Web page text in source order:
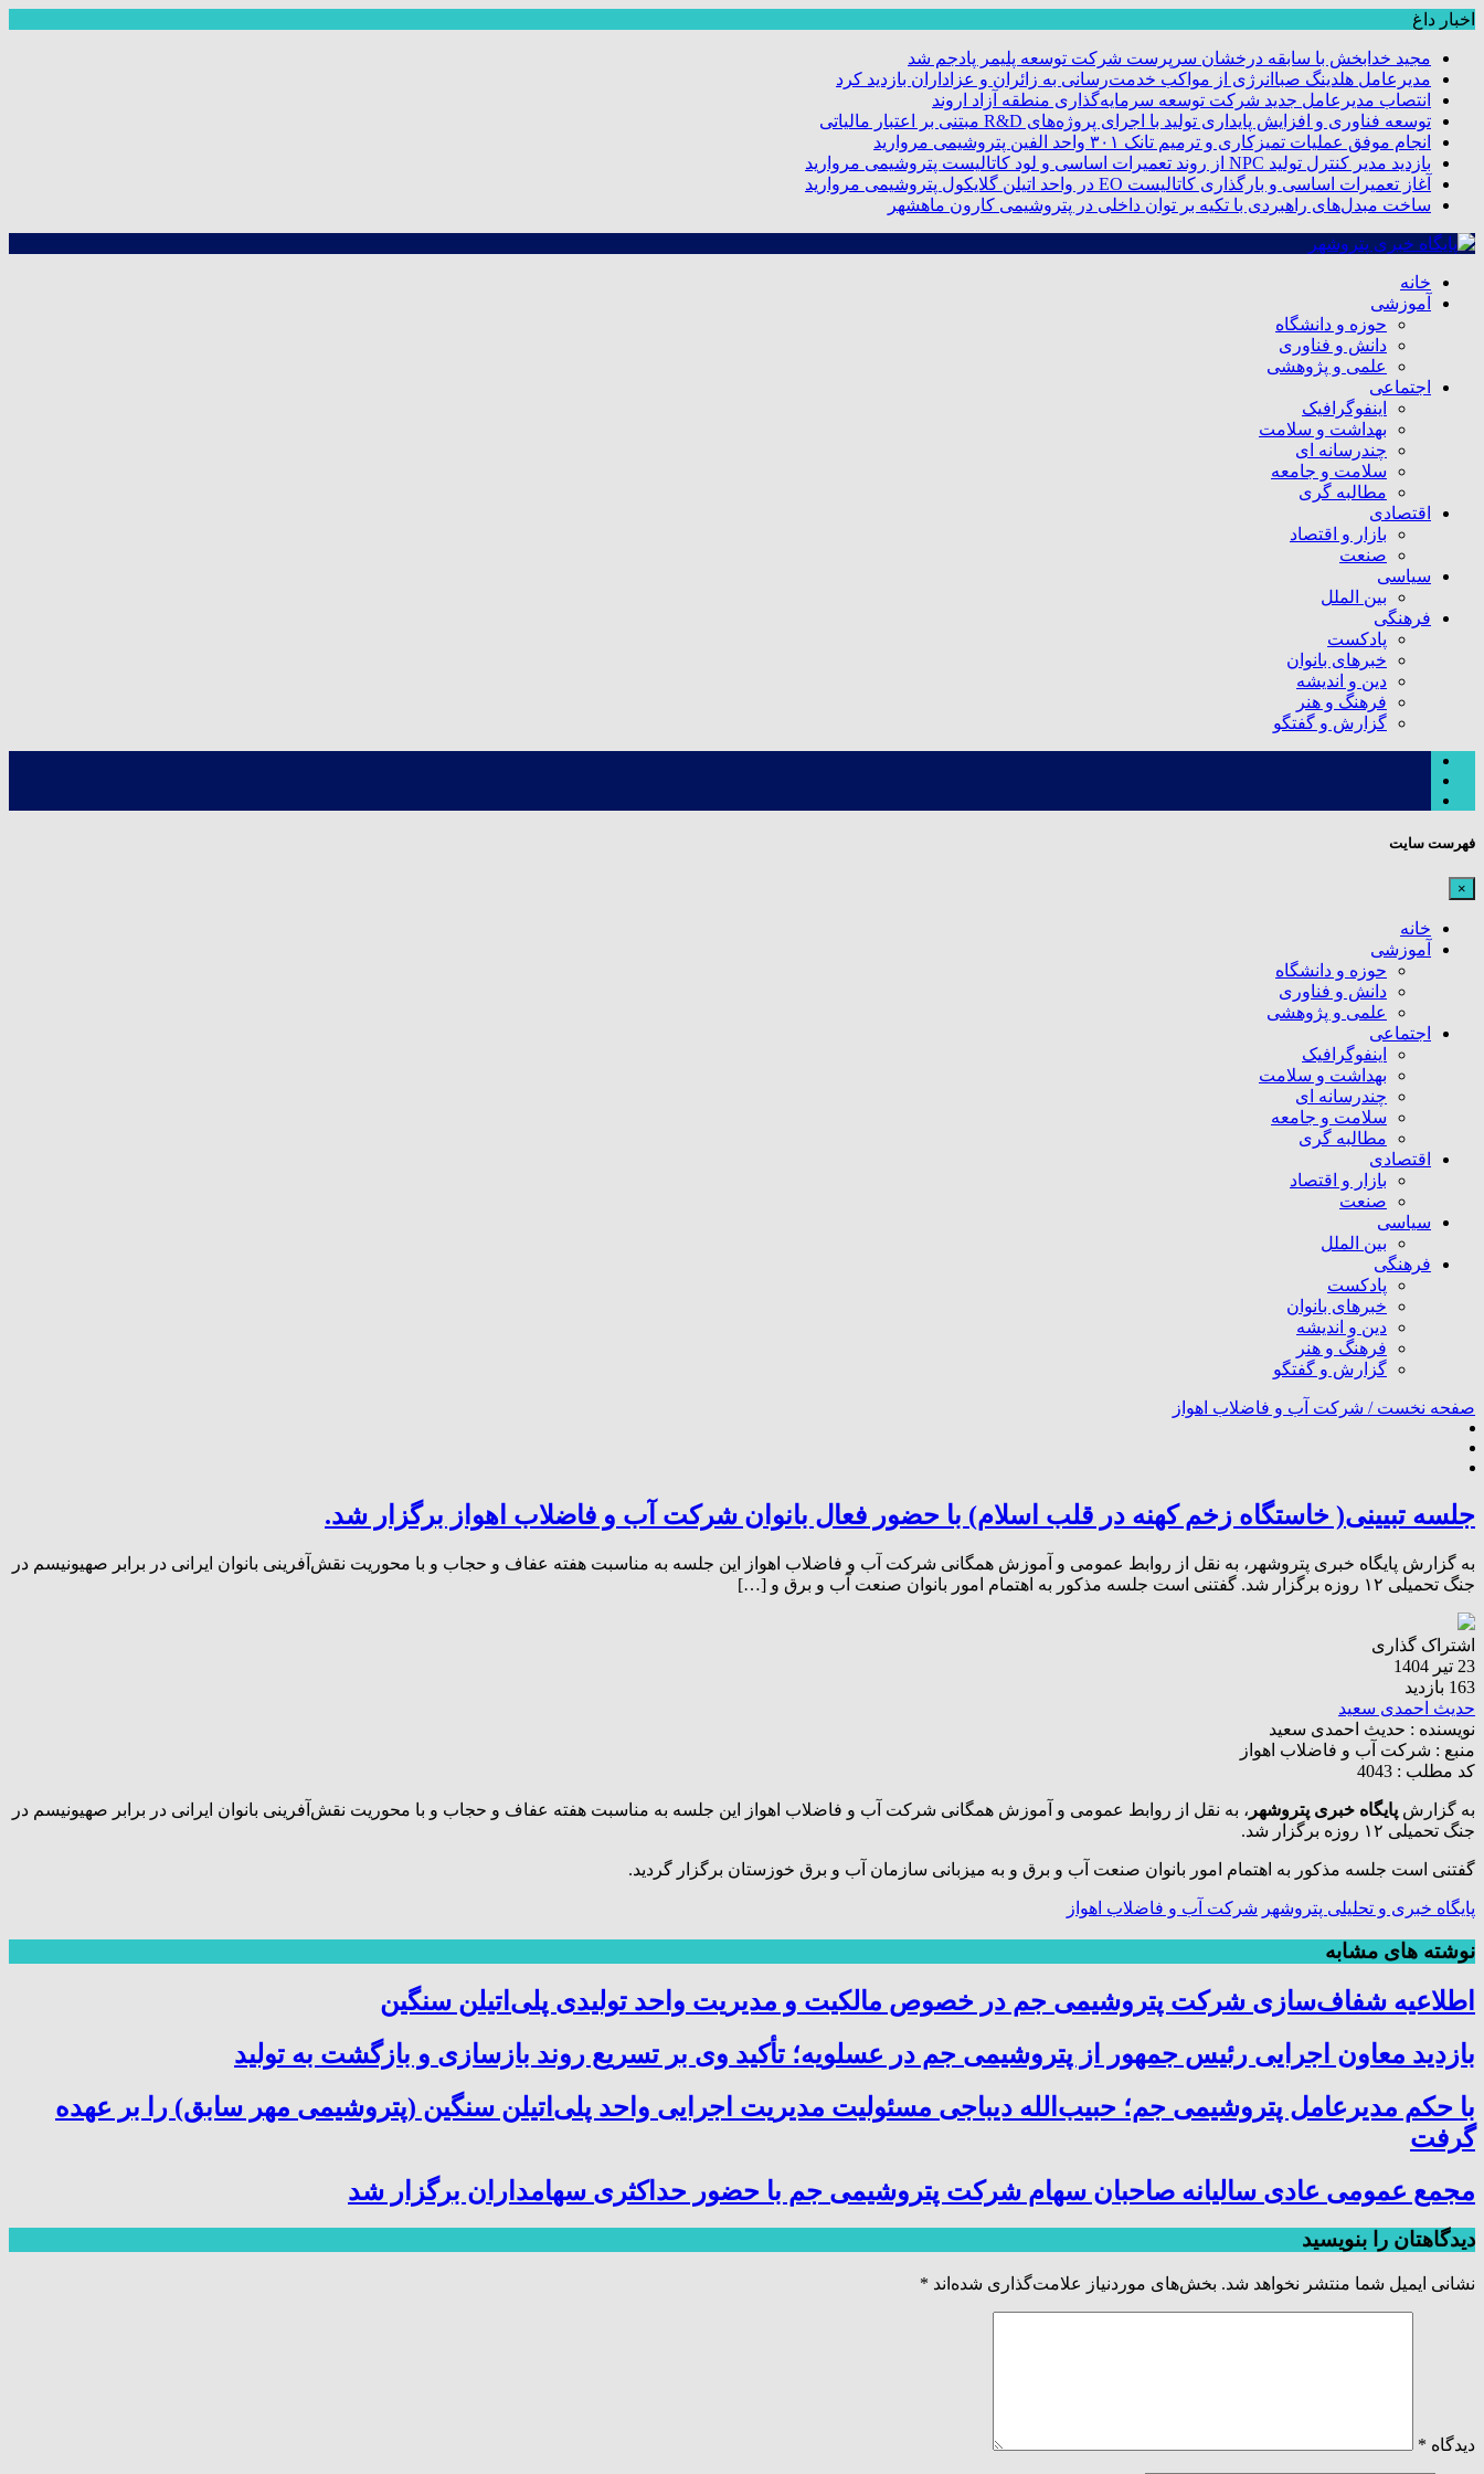
اخبار داغ
مجید خدابخش با سابقه درخشان سرپرست شرکت توسعه پلیمر پادجم شد
مدیرعامل هلدینگ صباانرژی از مواکب خدمت‌رسانی به زائران و عزاداران بازدید کرد
انتصاب مدیرعامل جدید شرکت توسعه سرمایه‌گذاری منطقه آزاد اروند
توسعه فناوری و افزایش پایداری تولید با اجرای پروژه‌های R&D مبتنی بر اعتبار مالیاتی
انجام موفق عملیات تمیزکاری و ترمیم تانک ۳۰۱ واحد الفین پتروشیمی مروارید
بازدید مدیر کنترل تولید NPC از روند تعمیرات اساسی و لود کاتالیست پتروشیمی مروارید
آغاز تعمیرات اساسی و بارگذاری کاتالیست EO در واحد اتیلن گلایکول پتروشیمی مروارید
ساخت مبدل‌های راهبردی با تکیه بر توان داخلی در پتروشیمی کارون ماهشهر
خانه
آموزشی
حوزه و دانشگاه
دانش و فناوری
علمی و پژوهشی
اجتماعی
اینفوگرافیک
بهداشت و سلامت
چندرسانه ای
سلامت و جامعه
مطالبه گری
اقتصادی
بازار و اقتصاد
صنعت
سیاسی
بین الملل
فرهنگی
پادکست
خبرهای بانوان
دین و اندیشه
فرهنگ و هنر
گزارش و گفتگو
فهرست سایت
×
خانه
آموزشی
حوزه و دانشگاه
دانش و فناوری
علمی و پژوهشی
اجتماعی
اینفوگرافیک
بهداشت و سلامت
چندرسانه ای
سلامت و جامعه
مطالبه گری
اقتصادی
بازار و اقتصاد
صنعت
سیاسی
بین الملل
فرهنگی
پادکست
خبرهای بانوان
دین و اندیشه
فرهنگ و هنر
گزارش و گفتگو
صفحه نخست / شرکت آب و فاضلاب اهواز
جلسه تبیینی( خاستگاه زخم کهنه در قلب اسلام) با حضور فعال بانوان شرکت آب و‌ فاضلاب اهواز برگزار شد.
به گزارش پایگاه خبری پتروشهر، به نقل از روابط عمومی و آموزش همگانی شرکت آب و فاضلاب اهواز این جلسه به مناسبت هفته عفاف و حجاب و با محوریت نقش‌آفرینی بانوان ایرانی در برابر صهیونیسم در
جنگ تحمیلی ۱۲ روزه برگزار شد. گفتنی است جلسه مذکور به اهتمام امور بانوان صنعت آب و برق و […]
اشتراک گذاری
23 تیر 1404
163 بازدید
حدیث احمدی سعید
نویسنده : حدیث احمدی سعید
منبع : شرکت آب و فاضلاب اهواز
کد مطلب : 4043
به گزارش پایگاه خبری پتروشهر ، به نقل از روابط عمومی و آموزش همگانی شرکت آب و فاضلاب اهواز این جلسه به مناسبت هفته عفاف و حجاب و با محوریت نقش‌آفرینی بانوان ایرانی در برابر صهیونیسم در
جنگ تحمیلی ۱۲ روزه برگزار شد.
گفتنی است جلسه مذکور به اهتمام امور بانوان صنعت آب و برق و به میزبانی سازمان آب و برق خوزستان برگزار گردید.
پایگاه خبری و تحلیلی پتروشهر شرکت آب و فاضلاب اهواز
نوشته های مشابه
اطلاعیه شفاف‌سازی شرکت پتروشیمی جم در خصوص مالکیت و مدیریت واحد تولیدی پلی‌اتیلن سنگین
بازدید معاون اجرایی رئیس جمهور از پتروشیمی جم در عسلویه؛ تأکید وی بر تسریع روند بازسازی و بازگشت به تولید
با حکم مدیرعامل پتروشیمی جم؛ حبیب‌الله دیباجی مسئولیت مدیریت اجرایی واحد پلی‌اتیلن سنگین (پتروشیمی مهر سابق) را بر عهده
گرفت
مجمع عمومی عادی سالیانه صاحبان سهام شرکت پتروشیمی جم با حضور حداکثری سهامداران برگزار شد
دیدگاهتان را بنویسید
نشانی ایمیل شما منتشر نخواهد شد. بخش‌های موردنیاز علامت‌گذاری شده‌اند *
دیدگاه *